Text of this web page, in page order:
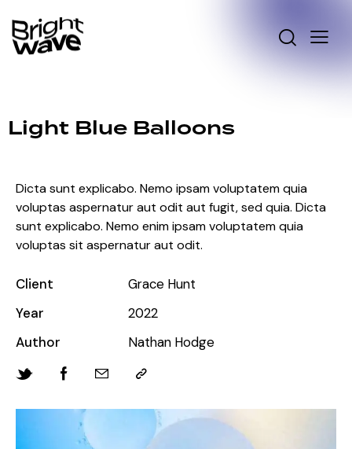
Light Blue Balloons
Dicta sunt explicabo. Nemo ipsam voluptatem quia
voluptas aspernatur aut odit aut fugit, sed quia. Dicta
sunt explicabo. Nemo enim ipsam voluptatem quia
voluptas sit aspernatur aut odit.
Client
Grace Hunt
Year
2022
Author
Nathan Hodge